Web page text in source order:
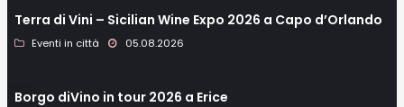
Terra di Vini – Sicilian Wine Expo 2026 a Capo d’Orlando
Eventi in città 05.08.2026
Borgo diVino in tour 2026 a Erice